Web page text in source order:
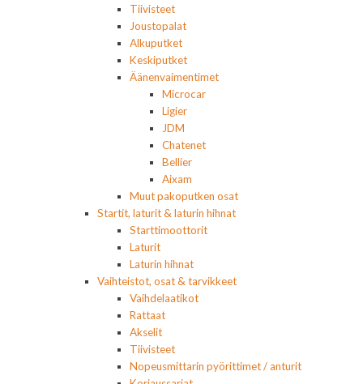
Tiivisteet
Joustopalat
Alkuputket
Keskiputket
Äänenvaimentimet
Microcar
Ligier
JDM
Chatenet
Bellier
Aixam
Muut pakoputken osat
Startit, laturit & laturin hihnat
Starttimoottorit
Laturit
Laturin hihnat
Vaihteistot, osat & tarvikkeet
Vaihdelaatikot
Rattaat
Akselit
Tiivisteet
Nopeusmittarin pyörittimet / anturit